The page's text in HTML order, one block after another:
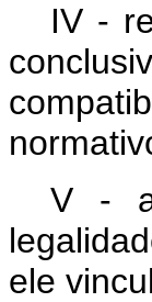
IV -
V -
ele